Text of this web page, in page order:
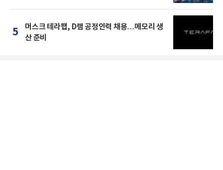
5
머스크 테라팹, D램 공정인력 채용…메모리 생
산 준비